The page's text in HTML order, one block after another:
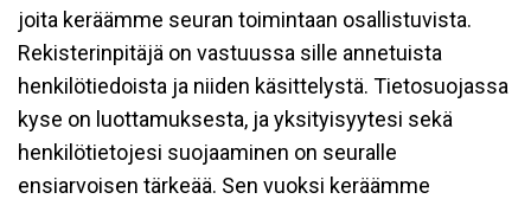
joita keräämme seuran toimintaan osallistuvista.
Rekisterinpitäjä on vastuussa sille annetuista
henkilötiedoista ja niiden käsittelystä. Tietosuojassa
kyse on luottamuksesta, ja yksityisyytesi sekä
henkilötietojesi suojaaminen on seuralle
ensiarvoisen tärkeää. Sen vuoksi keräämme